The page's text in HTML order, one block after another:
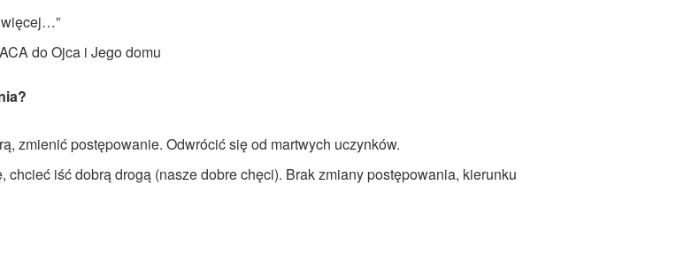
więcej…”
do Ojca i Jego domu
zmienić postępowanie. Odwrócić się od martwych uczynków.
chcieć iść dobrą drogą (nasze dobre chęci). Brak zmiany postępowania, kierunku